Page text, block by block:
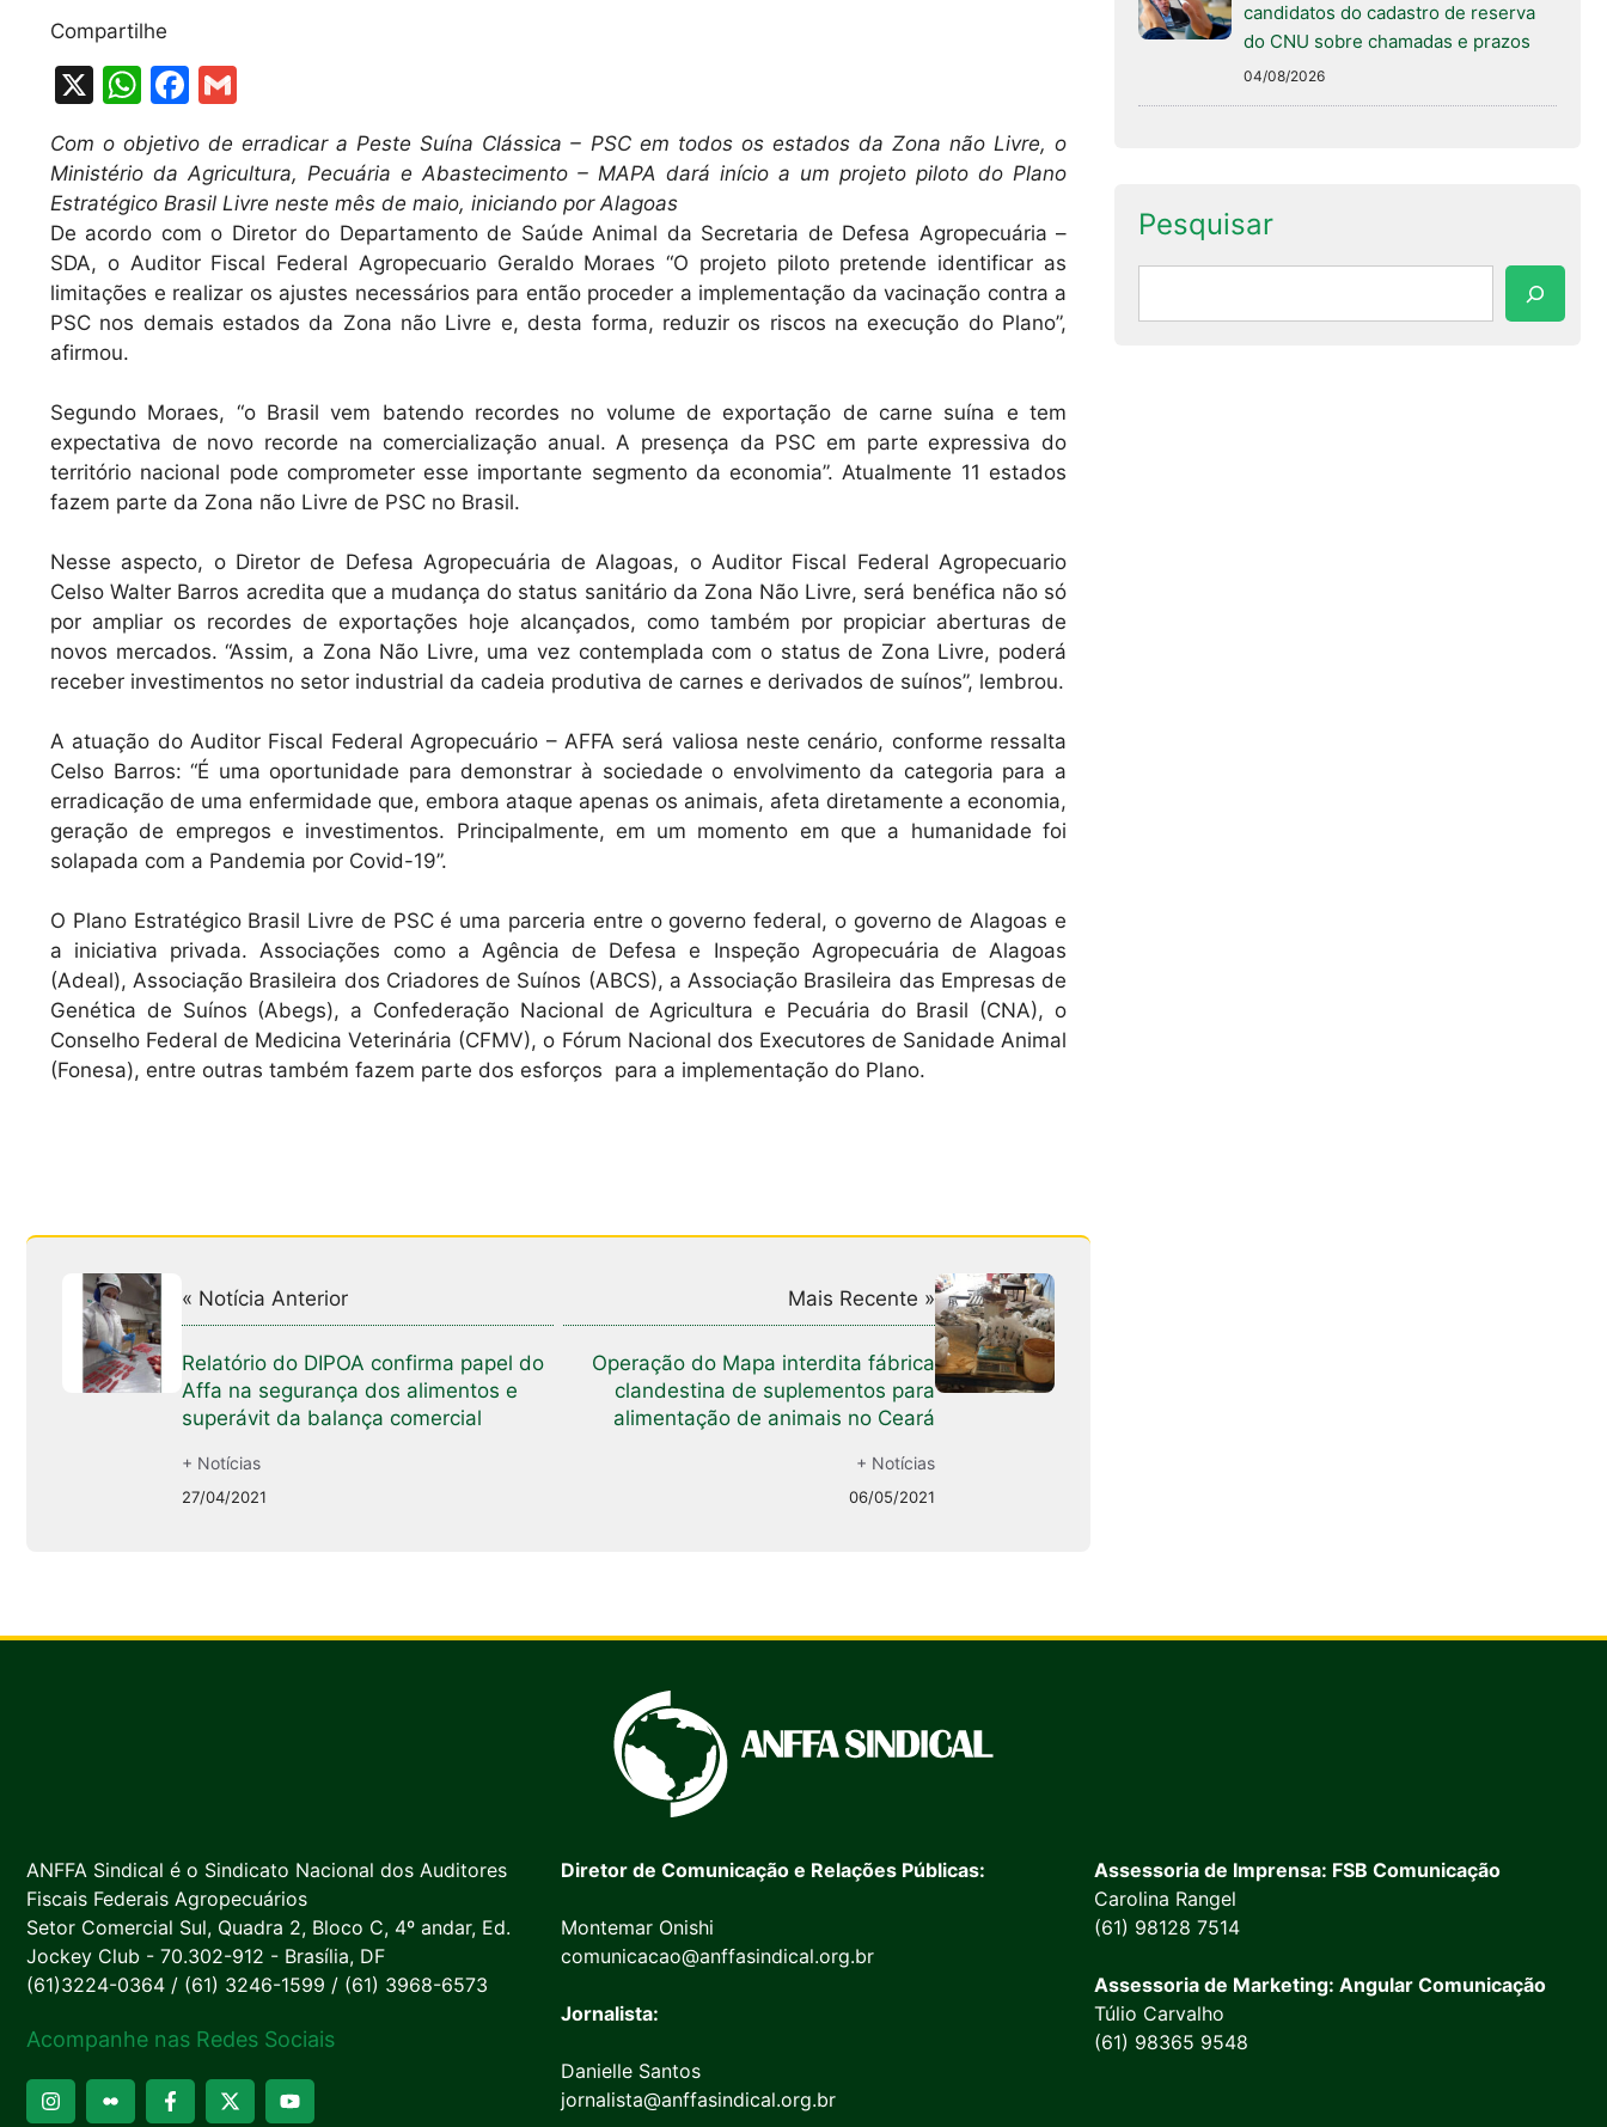
Compartilhe
X
W
h
at
s
A
p
p
F
c
e
b
o
o
ai
l
Com o objetivo de erradicar a Peste Suína Clássica – PSC em todos os estados da Zona não Livre, o
Ministério da Agricultura, Pecuária e Abastecimento – MAPA dará início a um projeto piloto do Plano
Estratégico Brasil Livre neste mês de maio, iniciando por Alagoas
De acordo com o Diretor do Departamento de Saúde Animal da Secretaria de Defesa Agropecuária –
SDA, o Auditor Fiscal Federal Agropecuario Geraldo Moraes “O projeto piloto pretende identificar as
limitações e realizar os ajustes necessários para então proceder a implementação da vacinação contra a
PSC nos demais estados da Zona não Livre e, desta forma, reduzir os riscos na execução do Plano”,
afirmou.
Segundo Moraes, “o Brasil vem batendo recordes no volume de exportação de carne suína e tem
expectativa de novo recorde na comercialização anual. A presença da PSC em parte expressiva do
território nacional pode comprometer esse importante segmento da economia”. Atualmente 11 estados
fazem parte da Zona não Livre de PSC no Brasil.
Nesse aspecto, o Diretor de Defesa Agropecuária de Alagoas, o Auditor Fiscal Federal Agropecuario
Celso Walter Barros acredita que a mudança do status sanitário da Zona Não Livre, será benéfica não só
por ampliar os recordes de exportações hoje alcançados, como também por propiciar aberturas de
novos mercados. “Assim, a Zona Não Livre, uma vez contemplada com o status de Zona Livre, poderá
receber investimentos no setor industrial da cadeia produtiva de carnes e derivados de suínos”, lembrou.
A atuação do Auditor Fiscal Federal Agropecuário – AFFA será valiosa neste cenário, conforme ressalta
Celso Barros: “É uma oportunidade para demonstrar à sociedade o envolvimento da categoria para a
erradicação de uma enfermidade que, embora ataque apenas os animais, afeta diretamente a economia,
geração de empregos e investimentos. Principalmente, em um momento em que a humanidade foi
solapada com a Pandemia por Covid-19”.
O Plano Estratégico Brasil Livre de PSC é uma parceria entre o governo federal, o governo de Alagoas e
a iniciativa privada. Associações como a Agência de Defesa e Inspeção Agropecuária de Alagoas
(Adeal), Associação Brasileira dos Criadores de Suínos (ABCS), a Associação Brasileira das Empresas de
Genética de Suínos (Abegs), a Confederação Nacional de Agricultura e Pecuária do Brasil (CNA), o
Conselho Federal de Medicina Veterinária (CFMV), o Fórum Nacional dos Executores de Sanidade Animal
(Fonesa), entre outras também fazem parte dos esforços para a implementação do Plano.
« Notícia Anterior
Relatório do DIPOA confirma papel do
Affa na segurança dos alimentos e
superávit da balança comercial
+ Notícias
27/04/2021
Mais Recente »
Operação do Mapa interdita fábrica
clandestina de suplementos para
alimentação de animais no Ceará
+ Notícias
06/05/2021
candidatos do cadastro de reserva
do CNU sobre chamadas e prazos
04/08/2026
Pesquisar
ANFFA Sindical é o Sindicato Nacional dos Auditores
Fiscais Federais Agropecuários
Setor Comercial Sul, Quadra 2, Bloco C, 4º andar, Ed.
Jockey Club - 70.302-912 - Brasília, DF
(61)3224-0364 / (61) 3246-1599 / (61) 3968-6573
Acompanhe nas Redes Sociais
Diretor de Comunicação e Relações Públicas:
Montemar Onishi
comunicacao@anffasindical.org.br
Jornalista:
Danielle Santos
jornalista@anffasindical.org.br
Assessoria de Imprensa: FSB Comunicação
Carolina Rangel
(61) 98128 7514
Assessoria de Marketing: Angular Comunicação
Túlio Carvalho
(61) 98365 9548